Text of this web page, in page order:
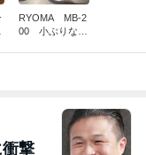
RYOMA MB-2
00 小ぶりなが
撃